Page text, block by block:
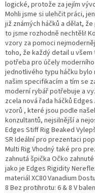
logické, protože za jejím
Mohli jsme si ulehčit práci,
již známých háčků a dělat,
to jsme rozhodně nechtěli!
vzory za pomoci
toho, že každý detail u
potřeba pro účely
jednotlivého typu háčku
našim specifikacím a tím se
moderní rybář potřebuje a
zcela nová řada háčků
vzorů , které jsou podle
konzultantů, nejsilnější a
Edges Stiff Rig Beaked
SR Ideální pro prezentaci
Multi Rig Vhodný také pro
zahnutá špička Očko
jako je Edges Rigidity
materiál XC80 Vanadium
8 Bez protihrotu: 6 & 8 V